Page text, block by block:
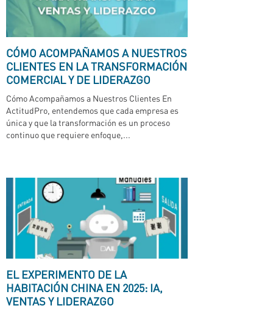
CÓMO ACOMPAÑAMOS A NUESTROS
CLIENTES EN LA TRANSFORMACIÓN
COMERCIAL Y DE LIDERAZGO
Cómo Acompañamos a Nuestros Clientes En
ActitudPro, entendemos que cada empresa es
única y que la transformación es un proceso
continuo que requiere enfoque,...
EL EXPERIMENTO DE LA
HABITACIÓN CHINA EN 2025: IA,
VENTAS Y LIDERAZGO